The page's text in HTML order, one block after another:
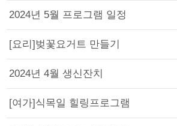
2024년 5월 프로그램 일정
[요리]벚꽃요거트 만들기
2024년 4월 생신잔치
[여가]식목일 힐링프로그램